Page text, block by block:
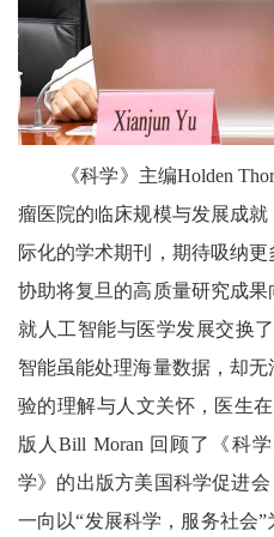
《科学》主编Holden
瘤医院的临床规模与发展成就
际化的学术期刊，期待吸纳
协助将复旦的高质量研究成
就人工智能与医学发展交换
智能虽能处理海量数据，却
验的理解与人文关怀，医生
版人Bill Moran 回顾了《科学
学》的出版方美国科学促进会
一向以“发展科学，服务社会